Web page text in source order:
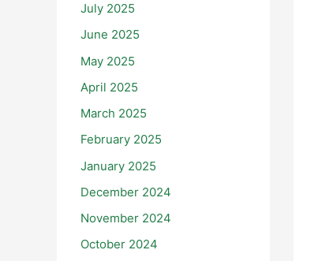
July 2025
June 2025
May 2025
April 2025
March 2025
February 2025
January 2025
December 2024
November 2024
October 2024